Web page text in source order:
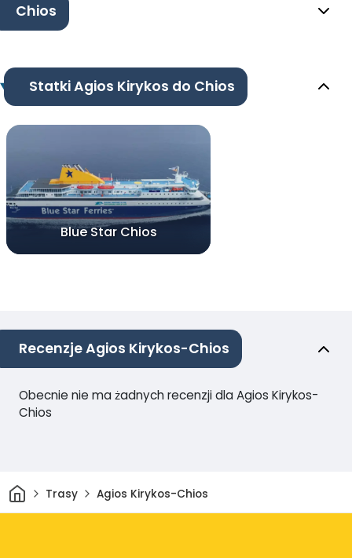
Chios
Statki Agios Kirykos do Chios
Blue Star Chios
Recenzje Agios Kirykos-Chios
Obecnie nie ma żadnych recenzji dla Agios Kirykos-
Chios
DomTrasy Agios Kirykos-Chios